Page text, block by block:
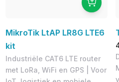
MikroTik LtAP LR8G LTE6
kit
Industriële CAT6 LTE router
met LoRa, WiFi en GPS | Voor